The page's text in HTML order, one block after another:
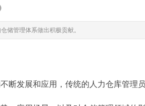
储管理体系做出积极贡献。
断发展和应用，传统的人力仓库管理